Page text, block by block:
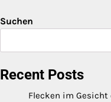
Suchen
Recent Posts
Flecken im